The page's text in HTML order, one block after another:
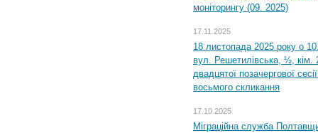
моніторингу (09. 2025)
17.11.2025
18 листопада 2025 року о
вул. Решетилівська, ½, кім.
двадцятої позачергової
восьмого скликання
17.10.2025
Міграційна служба